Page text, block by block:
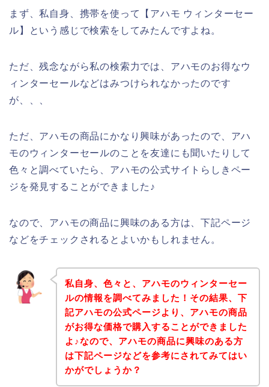
まず、私自身、携帯を使って【アハモ ウィンターセー
ル】という感じで検索をしてみたんですよね。
ただ、残念ながら私の検索力では、アハモのお得なウ
ィンターセールなどはみつけられなかったのです
が、、、
ただ、アハモの商品にかなり興味があったので、アハ
モのウィンターセールのことを友達にも聞いたりして
色々と調べていたら、アハモの公式サイトらしきペー
ジを発見することができました♪
なので、アハモの商品に興味のある方は、下記ページ
などをチェックされるとよいかもしれません。
私自身、色々と、アハモのウィンターセー
ルの情報を調べてみました！その結果、下
記アハモの公式ページより、アハモの商品
がお得な価格で購入することができました
よ♪なので、アハモの商品に興味のある方
は下記ページなどを参考にされてみてはい
かがでしょうか？